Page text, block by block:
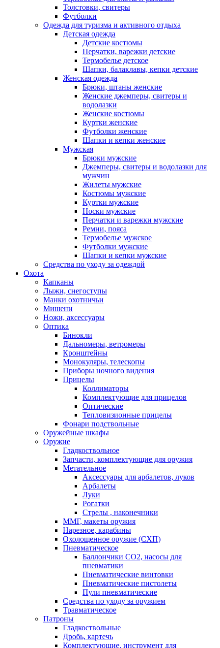
Толстовки, свитеры
Футболки
Одежда для туризма и активного отдыха
Детская одежда
Детские костюмы
Перчатки, варежки детские
Термобелье детское
Шапки, балаклавы, кепки детские
Женская одежда
Брюки, штаны женские
Женские джемперы, свитеры и
водолазки
Женские костюмы
Куртки женские
Футболки женские
Шапки и кепки женские
Мужская
Брюки мужские
Джемперы, свитеры и водолазки для
мужчин
Жилеты мужские
Костюмы мужские
Куртки мужские
Носки мужские
Перчатки и варежки мужские
Ремни, пояса
Термобелье мужское
Футболки мужские
Шапки и кепки мужские
Средства по уходу за одеждой
Охота
Капканы
Лыжи, снегоступы
Манки охотничьи
Мишени
Ножи, аксессуары
Оптика
Бинокли
Дальномеры, ветромеры
Кронштейны
Монокуляры, телескопы
Приборы ночного видения
Прицелы
Коллиматоры
Комплектующие для прицелов
Оптические
Тепловизионные прицелы
Фонари подствольные
Оружейные шкафы
Оружие
Гладкоствольное
Запчасти, комплектующие для оружия
Метательное
Аксессуары для арбалетов, луков
Арбалеты
Луки
Рогатки
Стрелы , наконечники
ММГ, макеты оружия
Нарезное, карабины
Охолощенное оружие (СХП)
Пневматическое
Баллончики СО2, насосы для
пневматики
Пневматические винтовки
Пневматические пистолеты
Пули пневматические
Средства по уходу за оружием
Травматическое
Патроны
Гладкоствольные
Дробь, картечь
Комплектующие, инструмент для